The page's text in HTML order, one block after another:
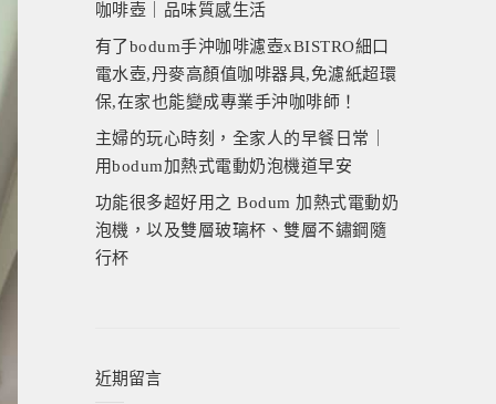
咖啡壺｜品味質感生活
有了bodum手沖咖啡濾壺xBISTRO細口
電水壺,丹麥高顏值咖啡器具,免濾紙超環
保,在家也能變成專業手沖咖啡師！
主婦的玩心時刻，全家人的早餐日常｜
用bodum加熱式電動奶泡機道早安
功能很多超好用之 Bodum 加熱式電動奶
泡機，以及雙層玻璃杯、雙層不鏽鋼隨
行杯
近期留言